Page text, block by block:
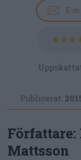
E-
Publicerat:
Författare:
Mattsson